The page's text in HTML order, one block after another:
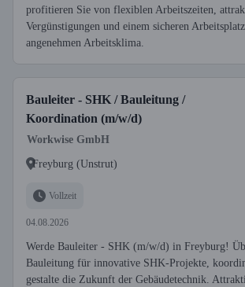
profitieren Sie von flexiblen Arbeitszeiten,
Vergünstigungen und einem sicheren
angenehmen Arbeitsklima.
Bauleiter - SHK / Bauleitung /
Koordination (m/w/d)
Workwise GmbH
Freyburg (Unstrut)
Vollzeit
04.08.2026
Werde Bauleiter - SHK (m/w/d) in Freyburg!
Bauleitung für innovative SHK-Projekte,
gestalte die Zukunft der Gebäudetechnik.